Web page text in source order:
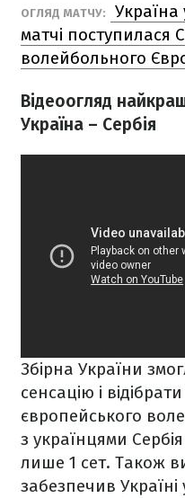
ОГЛЯД МАТЧУ:
матчі поступилася
волейбольного
Відеоогляд
Україна – Сербія
Збірна України
сенсацію і
європейського
з українцями
лише 1 сет. Також
забезпечив